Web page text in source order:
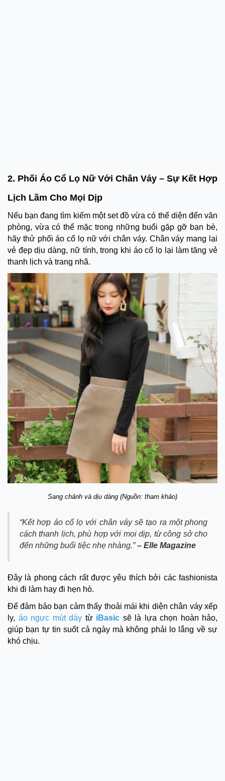
2. Phối Áo Cổ Lọ Nữ Với Chân Váy – Sự Kết Hợp
Lịch Lãm Cho Mọi Dịp
Nếu bạn đang tìm kiếm một set đồ vừa có thể diện đến văn
phòng, vừa có thể mặc trong những buổi gặp gỡ bạn bè,
hãy thử phối áo cổ lọ nữ với chân váy. Chân váy mang lại
vẻ đẹp dịu dàng, nữ tính, trong khi áo cổ lọ lại làm tăng vẻ
thanh lịch và trang nhã.
Sang chảnh và dịu dàng (Nguồn: tham khảo)
“Kết hợp áo cổ lọ với chân váy sẽ tạo ra một phong
cách thanh lịch, phù hợp với mọi dịp, từ công sở cho
đến những buổi tiệc nhẹ nhàng.”– Elle Magazine
Đây là phong cách rất được yêu thích bởi các fashionista
khi đi làm hay đi hẹn hò.
Để đảm bảo bạn cảm thấy thoải mái khi diện chân váy xếp
ly, áo ngực mút dày từ iBasic sẽ là lựa chọn hoàn hảo,
giúp bạn tự tin suốt cả ngày mà không phải lo lắng về sự
khó chịu.